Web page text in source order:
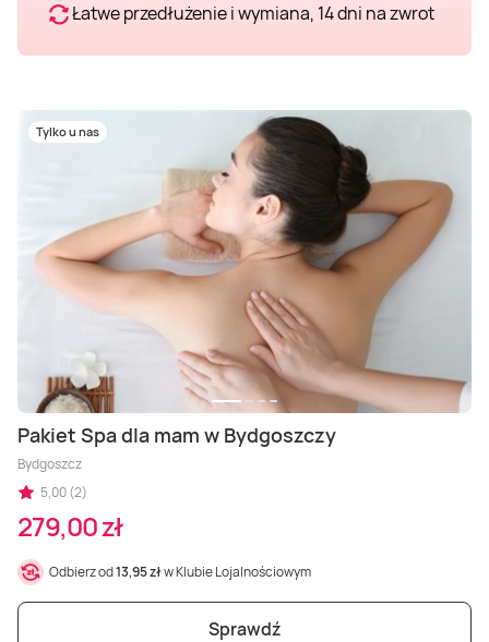
Masaż czekoladą
Masaż Karku
Masaż orientalny
Łatwe przedłużenie i wymiana, 14 dni na zwrot
Tylko u nas
Pakiet Spa dla mam w Bydgoszczy
Bydgoszcz
5,00 (2)
279,00 zł
Odbierz od13,95 złw Klubie Lojalnościowym
Sprawdź